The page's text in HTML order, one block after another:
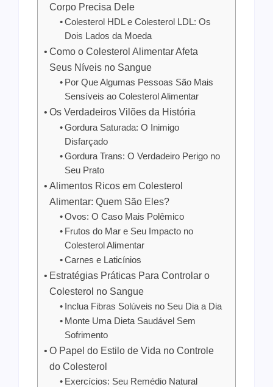
Corpo Precisa Dele
Colesterol HDL e Colesterol LDL: Os
Dois Lados da Moeda
Como o Colesterol Alimentar Afeta
Seus Níveis no Sangue
Por Que Algumas Pessoas São Mais
Sensíveis ao Colesterol Alimentar
Os Verdadeiros Vilões da História
Gordura Saturada: O Inimigo
Disfarçado
Gordura Trans: O Verdadeiro Perigo no
Seu Prato
Alimentos Ricos em Colesterol
Alimentar: Quem São Eles?
Ovos: O Caso Mais Polêmico
Frutos do Mar e Seu Impacto no
Colesterol Alimentar
Carnes e Laticínios
Estratégias Práticas Para Controlar o
Colesterol no Sangue
Inclua Fibras Solúveis no Seu Dia a Dia
Monte Uma Dieta Saudável Sem
Sofrimento
O Papel do Estilo de Vida no Controle
do Colesterol
Exercícios: Seu Remédio Natural